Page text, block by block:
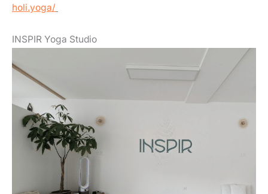
holi.yoga/
INSPIR Yoga Studio